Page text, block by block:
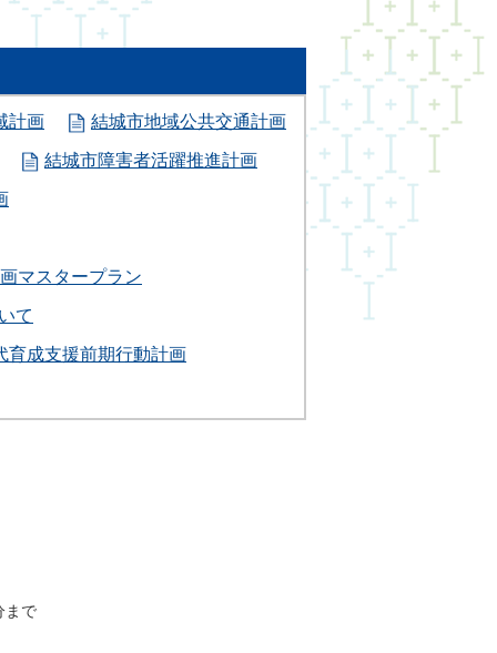
計画 結城市地域公共交通計画
結城市障害者活躍推進計画
マスタープラン
て
育成支援前期行動計画
まで